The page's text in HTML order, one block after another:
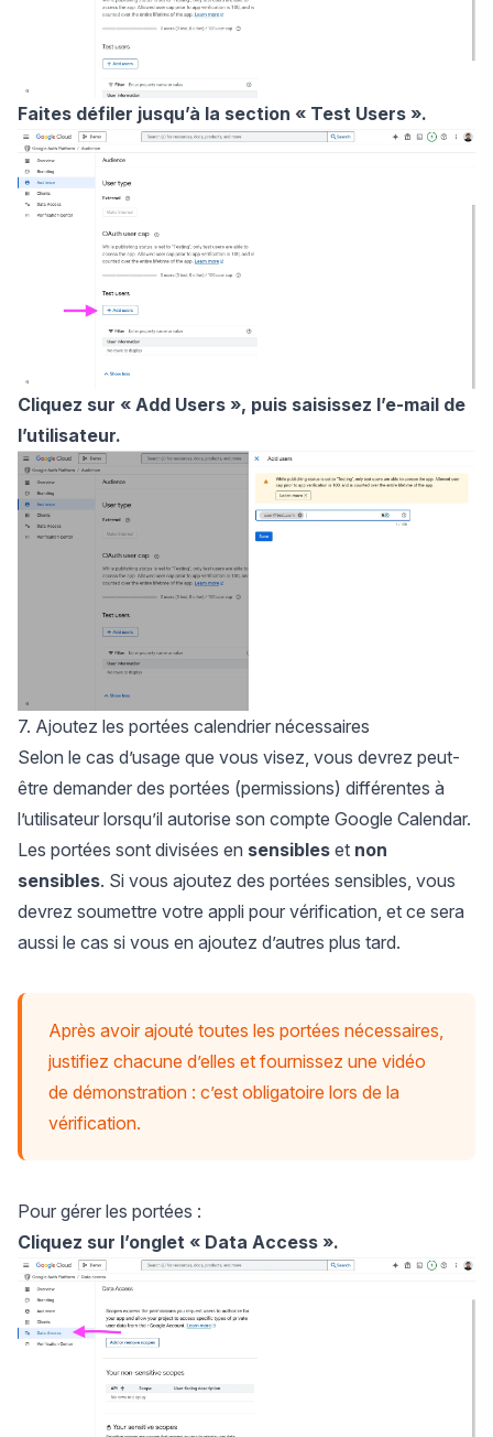
Faites défiler jusqu’à la section « Test Users ».
Cliquez sur « Add Users », puis saisissez l’e-mail de
l’utilisateur.
7. Ajoutez les portées calendrier nécessaires
Selon le cas d’usage que vous visez, vous devrez peut-
être demander des portées (permissions) différentes à
l’utilisateur lorsqu’il autorise son compte Google Calendar.
Les portées sont divisées en sensibles et non
sensibles. Si vous ajoutez des portées sensibles, vous
devrez soumettre votre appli pour vérification, et ce sera
aussi le cas si vous en ajoutez d’autres plus tard.
Après avoir ajouté toutes les portées nécessaires,
justifiez chacune d’elles et fournissez une vidéo
de démonstration : c’est obligatoire lors de la
vérification.
Pour gérer les portées :
Cliquez sur l’onglet « Data Access ».